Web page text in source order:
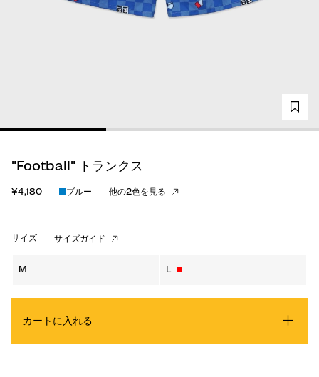
"Football" トランクス
¥4,180 ブルー 他の2色を見る
サイズ サイズガイド
M L
カートに入れる